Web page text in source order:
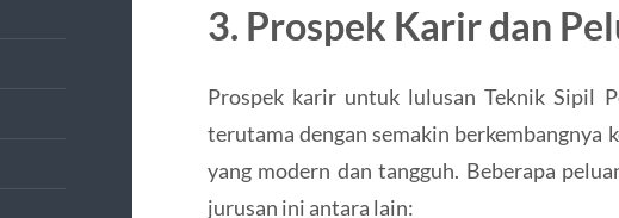
3. Prospek Karir dan
Prospek karir untuk lulusan Teknik Sipil
terutama dengan semakin
yang modern dan tangguh. Beberapa
jurusan ini antara lain: